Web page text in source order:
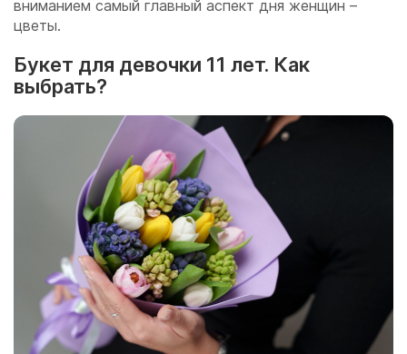
вниманием самый главный аспект дня женщин –
цветы.
Букет для девочки 11 лет. Как
выбрать?